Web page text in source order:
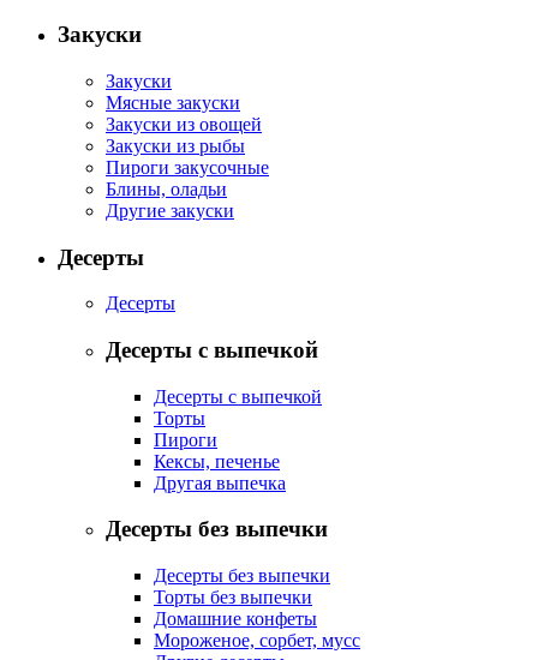
Закуски
Закуски
Мясные закуски
Закуски из овощей
Закуски из рыбы
Пироги закусочные
Блины, оладьи
Другие закуски
Десерты
Десерты
Десерты с выпечкой
Десерты с выпечкой
Торты
Пироги
Кексы, печенье
Другая выпечка
Десерты без выпечки
Десерты без выпечки
Торты без выпечки
Домашние конфеты
Мороженое, сорбет, мусс